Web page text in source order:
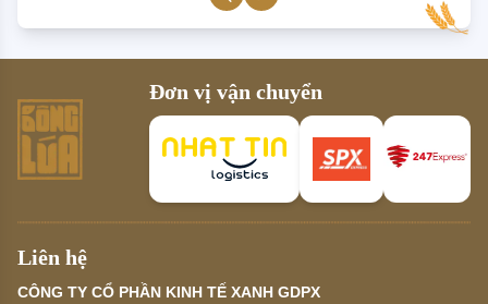
Đơn vị vận chuyển
Liên hệ
CÔNG TY CỔ PHẦN KINH TẾ XANH GDPX